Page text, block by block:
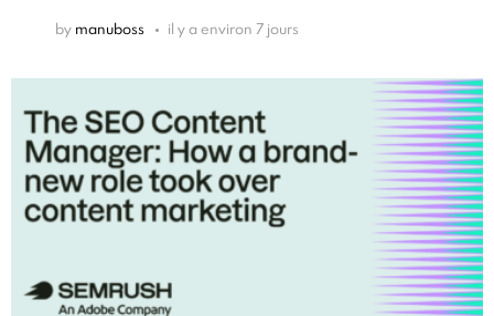
by manuboss il y a environ 7 jours